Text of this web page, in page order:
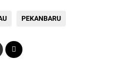
PEKANBARU